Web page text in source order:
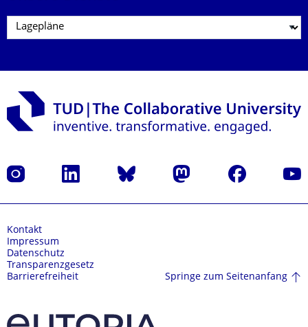
Instagram LinkedIn Bluesky Mastodon Facebook
Kontakt
Impressum
Datenschutz
Transparenzgesetz
Barrierefreiheit
Springe zum Seitenanfang